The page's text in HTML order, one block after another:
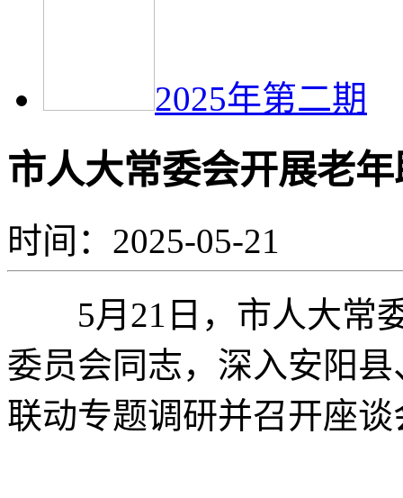
2025年第二期
市人大常委会开展老
时间：2025-05-21
5月21日，市人大常委
委员会同志，深入安阳
联动专题调研并召开座